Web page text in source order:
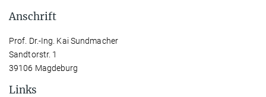
Anschrift
Prof. Dr.-Ing. Kai Sundmacher
Sandtorstr. 1
39106 Magdeburg
Links